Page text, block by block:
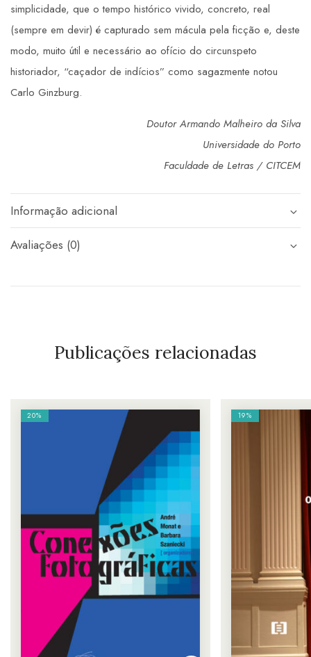
simplicidade, que o tempo histórico vivido, concreto, real
(sempre em devir) é capturado sem mácula pela ficção e, deste
modo, muito útil e necessário ao ofício do circunspeto
historiador, “caçador de indícios” como sagazmente notou
Carlo Ginzburg.
Doutor Armando Malheiro da Silva
Universidade do Porto
Faculdade de Letras / CITCEM
Informação adicional
Avaliações (0)
Publicações relacionadas
20% 19%